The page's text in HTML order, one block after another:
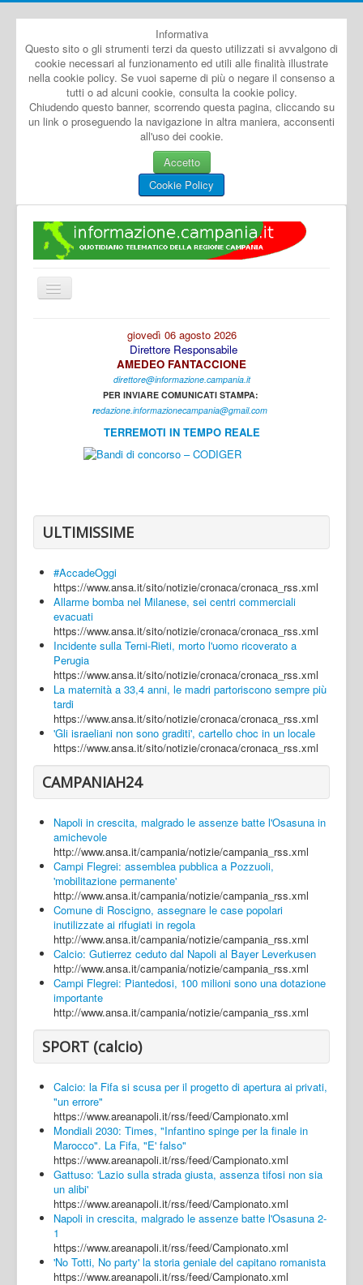
Informativa
Questo sito o gli strumenti terzi da questo utilizzati si avvalgono di
cookie necessari al funzionamento ed utili alle finalità illustrate
nella cookie policy. Se vuoi saperne di più o negare il consenso a
tutti o ad alcuni cookie, consulta la cookie policy.
Chiudendo questo banner, scorrendo questa pagina, cliccando su
un link o proseguendo la navigazione in altra maniera, acconsenti
all'uso dei cookie.
Accetto
Cookie Policy
Cambia
navigazione
Caserta
Napoli
Salerno
Login
giovedì 06 agosto 2026
Direttore Responsabile
AMEDEO FANTACCIONE
direttore@informazione.campania.it
PER INVIARE COMUNICATI STAMPA:
redazione.informazionecampania@gmail.com
TERREMOTI IN TEMPO REALE
ULTIMISSIME
#AccadeOggi
https://www.ansa.it/sito/notizie/cronaca/cronaca_rss.xml
Allarme bomba nel Milanese, sei centri commerciali
evacuati
https://www.ansa.it/sito/notizie/cronaca/cronaca_rss.xml
Incidente sulla Terni-Rieti, morto l'uomo ricoverato a
Perugia
https://www.ansa.it/sito/notizie/cronaca/cronaca_rss.xml
La maternità a 33,4 anni, le madri partoriscono sempre più
tardi
https://www.ansa.it/sito/notizie/cronaca/cronaca_rss.xml
'Gli israeliani non sono graditi', cartello choc in un locale
https://www.ansa.it/sito/notizie/cronaca/cronaca_rss.xml
CAMPANIAH24
Napoli in crescita, malgrado le assenze batte l'Osasuna in
amichevole
http://www.ansa.it/campania/notizie/campania_rss.xml
Campi Flegrei: assemblea pubblica a Pozzuoli,
'mobilitazione permanente'
http://www.ansa.it/campania/notizie/campania_rss.xml
Comune di Roscigno, assegnare le case popolari
inutilizzate ai rifugiati in regola
http://www.ansa.it/campania/notizie/campania_rss.xml
Calcio: Gutierrez ceduto dal Napoli al Bayer Leverkusen
http://www.ansa.it/campania/notizie/campania_rss.xml
Campi Flegrei: Piantedosi, 100 milioni sono una dotazione
importante
http://www.ansa.it/campania/notizie/campania_rss.xml
SPORT (calcio)
Calcio: la Fifa si scusa per il progetto di apertura ai privati,
"un errore"
https://www.areanapoli.it/rss/feed/Campionato.xml
Mondiali 2030: Times, "Infantino spinge per la finale in
Marocco". La Fifa, "E' falso"
https://www.areanapoli.it/rss/feed/Campionato.xml
Gattuso: 'Lazio sulla strada giusta, assenza tifosi non sia
un alibi'
https://www.areanapoli.it/rss/feed/Campionato.xml
Napoli in crescita, malgrado le assenze batte l'Osasuna 2-
1
https://www.areanapoli.it/rss/feed/Campionato.xml
'No Totti, No party' la storia geniale del capitano romanista
https://www.areanapoli.it/rss/feed/Campionato.xml